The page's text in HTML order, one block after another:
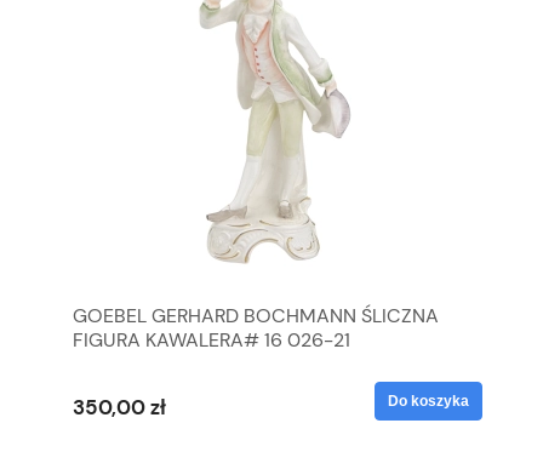
GOEBEL GERHARD BOCHMANN ŚLICZNA
FIGURA KAWALERA# 16 026-21
350,00 zł Do koszyka